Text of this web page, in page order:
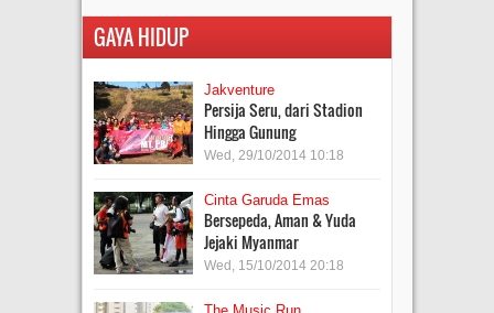
GAYA HIDUP
Jakventure
Persija Seru, dari Stadion
Hingga Gunung
Wed, 29/10/2014 10:18
Cinta Garuda Emas
Bersepeda, Aman & Yuda
Jejaki Myanmar
Wed, 15/10/2014 20:18